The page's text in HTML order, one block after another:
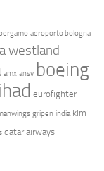
aeroporto bologna
westland
amx ansv boeing
eurofighter
gripen india klm
qatar airways